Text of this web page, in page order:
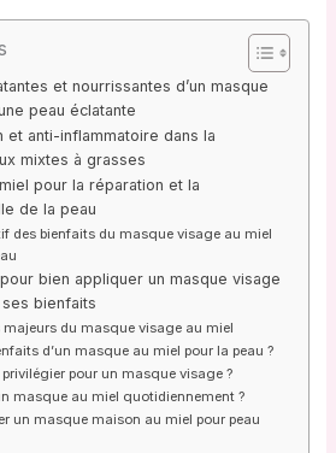
et nourrissantes d’un masque
peau éclatante
et anti-inflammatoire dans la
mixtes à grasses
pour la réparation et la
de la peau
des bienfaits du masque visage au miel
bien appliquer un masque visage
bienfaits
majeurs du masque visage au miel
d’un masque au miel pour la peau ?
privilégier pour un masque visage ?
masque au miel quotidiennement ?
un masque maison au miel pour peau